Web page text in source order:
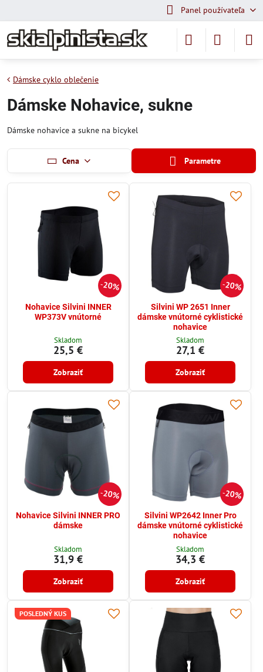
Panel používateľa
Dámske cyklo oblečenie
Dámske Nohavice, sukne
Dámske nohavice a sukne na bicykel
Cena Parametre
20%
Nohavice Silvini INNER
WP373V vnútorné
Skladom
25,5 €
Zobraziť
20%
Silvini WP 2651 Inner
dámske vnútorné cyklistické
nohavice
Skladom
27,1 €
Zobraziť
20%
Nohavice Silvini INNER PRO
dámske
Skladom
31,9 €
Zobraziť
20%
Silvini WP2642 Inner Pro
dámske vnútorné cyklistické
nohavice
Skladom
34,3 €
Zobraziť
POSLEDNÝ KUS